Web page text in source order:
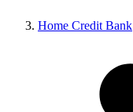
Home Credit Bank